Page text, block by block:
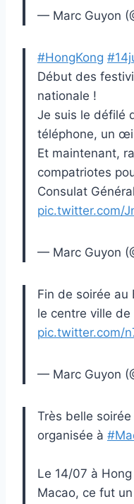
— Marc Guyon
#HongKong
Début des
nationale !
Je suis le défilé
téléphone, un
Et maintenant,
compatriotes
Consulat
pic.twitter.com/
— Marc Guyon
Fin de soirée au
le centre ville de
pic.twitter.com/
— Marc Guyon
Très belle
organisée à
Le 14/07 à
Macao, ce fut